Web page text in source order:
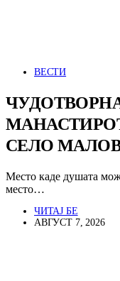
ВЕСТИ
СЕЛО
Место каде душата
место…
ЧИТАЈ БЕ
АВГУСТ 7, 2026